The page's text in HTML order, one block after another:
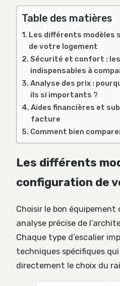
Table des matières
Les différents modèles
de votre logement
Sécurité et confort :
indispensables à
Analyse des prix :
ils si importants ?
Aides financières et
facture
Comment bien
Les différents
configuration de
Choisir le bon équipement
analyse précise de
Chaque type d’escalier
techniques spécifiques
directement le choix du